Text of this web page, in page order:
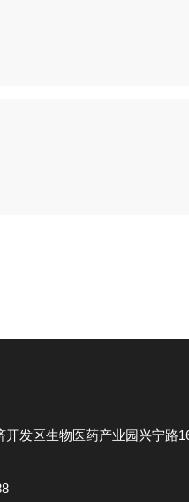
开发区生物医药产业园兴宁路